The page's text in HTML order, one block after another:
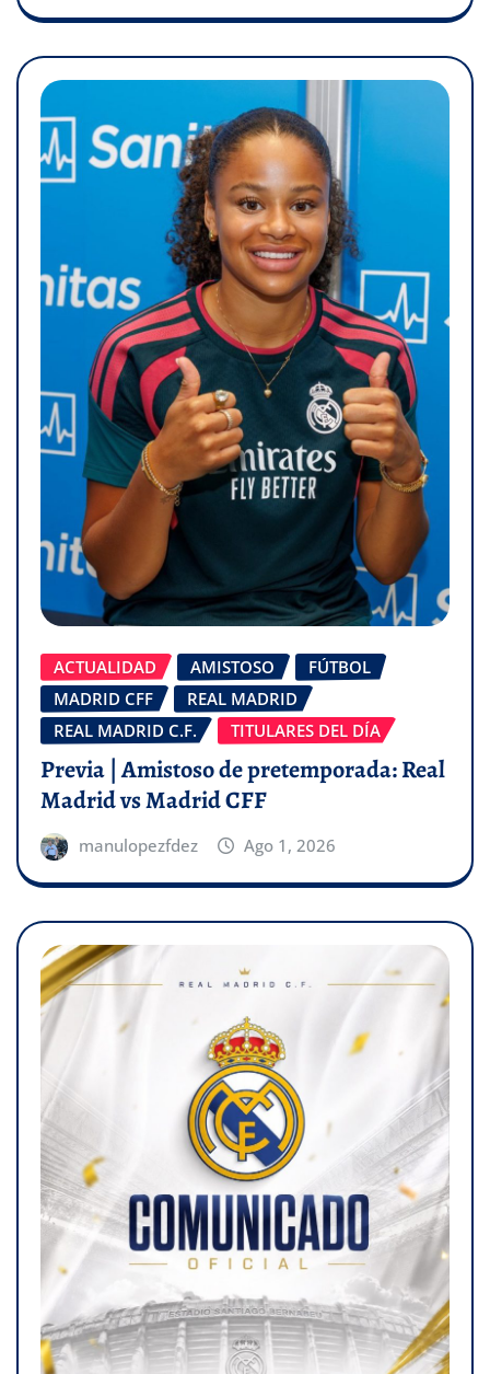
ACTUALIDAD AMISTOSO
FÚTBOL
MADRID CFF
REAL MADRID
REAL MADRID C.F.
TITULARES DEL DÍA
Previa | Amistoso de pretemporada: Real
Madrid vs Madrid CFF
manulopezfdez Ago 1, 2026